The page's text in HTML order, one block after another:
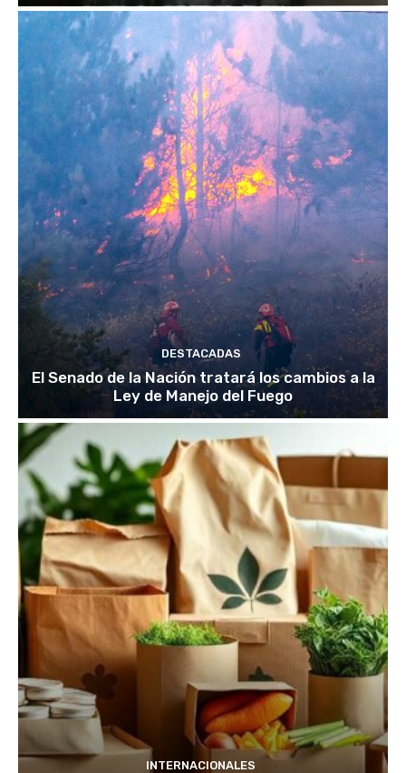
DESTACADAS
El Senado de la Nación tratará los cambios a la
Ley de Manejo del Fuego
INTERNACIONALES